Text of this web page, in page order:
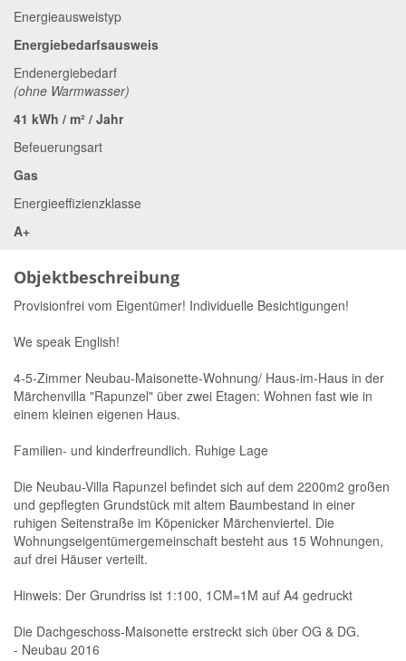
Energieausweistyp
Energiebedarfsausweis
Endenergiebedarf
(ohne Warmwasser)
41 kWh / m² / Jahr
Befeuerungsart
Gas
Energieeffizienzklasse
A+
Objektbeschreibung
Provisionfrei vom Eigentümer! Individuelle Besichtigungen!
We speak English!
4-5-Zimmer Neubau-Maisonette-Wohnung/ Haus-im-Haus in der
Märchenvilla "Rapunzel" über zwei Etagen: Wohnen fast wie in
einem kleinen eigenen Haus.
Familien- und kinderfreundlich. Ruhige Lage
Die Neubau-Villa Rapunzel befindet sich auf dem 2200m2 großen
und gepflegten Grundstück mit altem Baumbestand in einer
ruhigen Seitenstraße im Köpenicker Märchenviertel. Die
Wohnungseigentümergemeinschaft besteht aus 15 Wohnungen,
auf drei Häuser verteilt.
Hinweis: Der Grundriss ist 1:100, 1CM=1M auf A4 gedruckt
Die Dachgeschoss-Maisonette erstreckt sich über OG & DG.
- Neubau 2016